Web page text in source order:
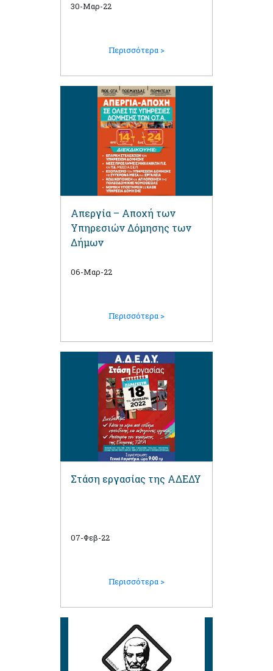
30-Μαρ-22
Περισσότερα >
Απεργία – Αποχή των
Υπηρεσιών Δόμησης των
Δήμων
06-Μαρ-22
Περισσότερα >
Στάση εργασίας της ΑΔΕΔΥ
07-Φεβ-22
Περισσότερα >